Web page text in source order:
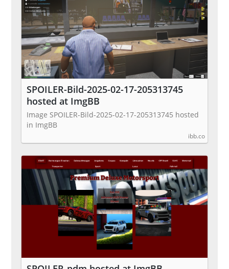
SPOILER-Bild-2025-02-17-205313745
hosted at ImgBB
Image SPOILER-Bild-2025-02-17-205313745 hosted
in ImgBB
ibb.co